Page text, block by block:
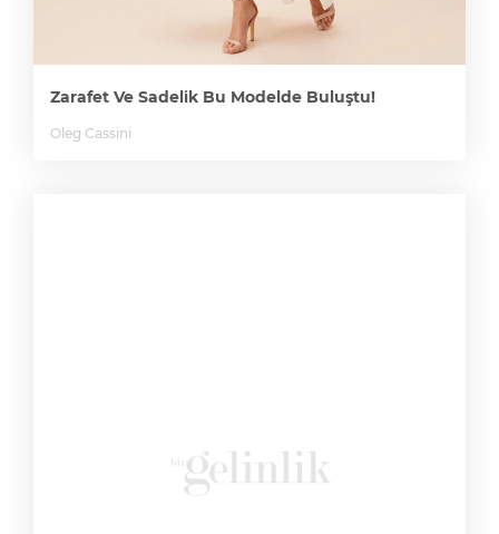
Zarafet Ve Sadelik Bu Modelde Buluştu!
Oleg Cassini